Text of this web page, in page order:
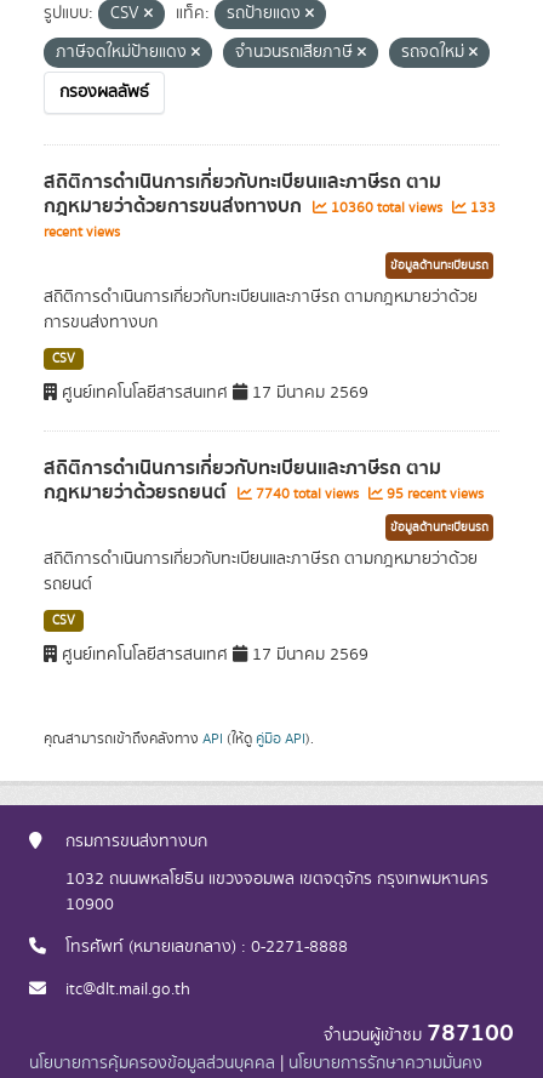
รูปแบบ:
CSV แท็ค:
รถป้ายแดง
ภาษีจดใหม่ป้ายแดง
จำนวนรถเสียภาษี
รถจดใหม่
กรองผลลัพธ์
สถิติการดำเนินการเกี่ยวกับทะเบียนและภาษีรถ ตาม
กฎหมายว่าด้วยการขนส่งทางบก 10360 total views
133
recent views
ข้อมูลด้านทะเบียนรถ
สถิติการดำเนินการเกี่ยวกับทะเบียนและภาษีรถ ตามกฎหมายว่าด้วย
การขนส่งทางบก
CSV
ศูนย์เทคโนโลยีสารสนเทศ 17 มีนาคม 2569
สถิติการดำเนินการเกี่ยวกับทะเบียนและภาษีรถ ตาม
กฎหมายว่าด้วยรถยนต์ 7740 total views 95 recent views
ข้อมูลด้านทะเบียนรถ
สถิติการดำเนินการเกี่ยวกับทะเบียนและภาษีรถ ตามกฎหมายว่าด้วย
รถยนต์
CSV
ศูนย์เทคโนโลยีสารสนเทศ 17 มีนาคม 2569
คุณสามารถเข้าถึงคลังทาง API (ให้ดู คู่มือ API).
กรมการขนส่งทางบก
1032 ถนนพหลโยธิน แขวงจอมพล เขตจตุจักร กรุงเทพมหานคร
10900
โทรศัพท์ (หมายเลขกลาง) : 0-2271-8888
itc@dlt.mail.go.th
จำนวนผู้เข้าชม 787100
นโยบายการคุ้มครองข้อมูลส่วนบุคคล | นโยบายการรักษาความมั่นคง